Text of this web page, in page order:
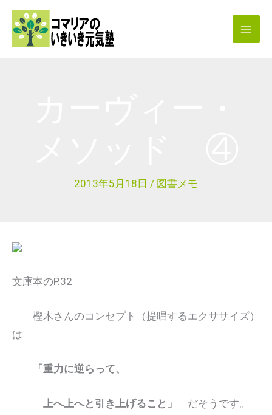
2013年5月18日 / 図書メモ
文庫本のP.32
樫木さんのコンセプト（提唱するエクササイズ）
は
「重力に逆らって、
上へ上へと引き上げること」 だそうです。